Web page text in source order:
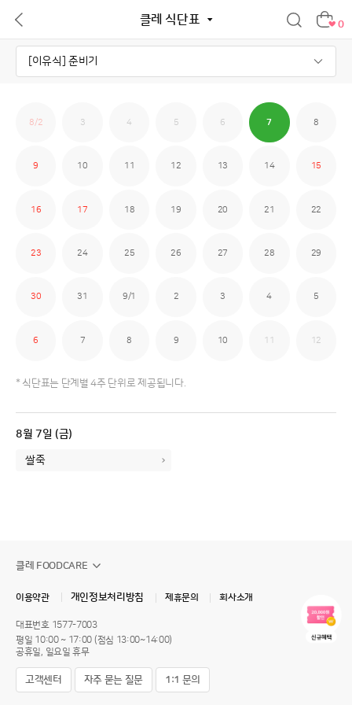
클레 식단표 0
8/2 3 4 5 6 7 8
9 10 11 12 13 14 15
16 17 18 19 20 21 22
23 24 25 26 27 28 29
30 31 9/1 2 3 4 5
6 7 8 9 10 11 12
* 식단표는 단계별 4주 단위로 제공됩니다.
8월 7일 (금)
쌀죽
클레 FOODCARE
이용약관 개인정보처리방침 제휴문의 회사소개
대표번호 1577-7003
평일 10:00 ~ 17:00 (점심 13:00~14:00)
공휴일, 일요일 휴무
고객센터 자주 묻는 질문 1:1 문의